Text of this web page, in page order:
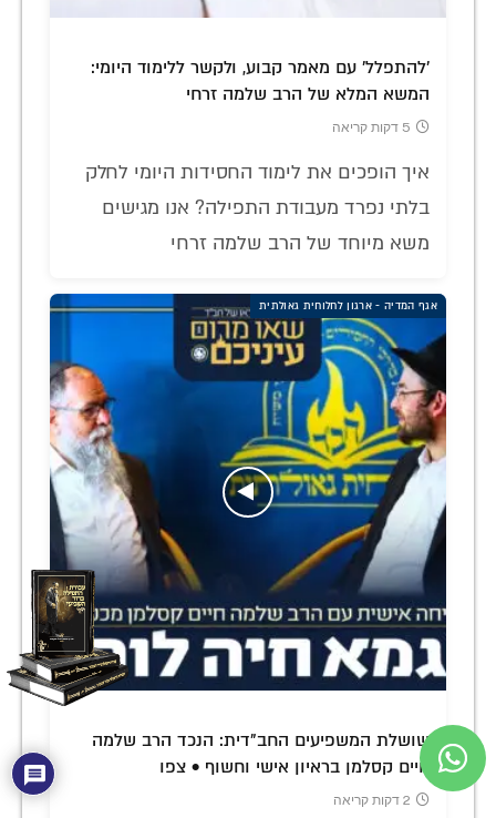
'להתפלל' עם מאמר קבוע, ולקשר ללימוד היומי:
המשא המלא של הרב שלמה זרחי
5 דקות קריאה
איך הופכים את לימוד החסידות היומי לחלק
בלתי נפרד מעבודת התפילה? אנו מגישים
משא מיוחד של הרב שלמה זרחי
אגף המדיה - ארגון לחלוחית גאולתית
שושלת המשפיעים החב"דית: הנכד הרב שלמה
חיים קסלמן בראיון אישי וחשוף • צפו
2 דקות קריאה